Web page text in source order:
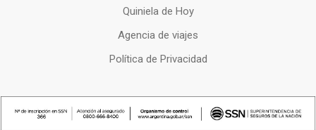
Quiniela de Hoy
Agencia de viajes
Política de Privacidad